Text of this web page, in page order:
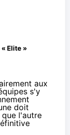
Elite »
aux
s'y
doit
l'autre